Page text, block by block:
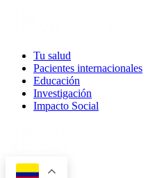
Tu salud
Pacientes internacionales
Educación
Investigación
Impacto Social